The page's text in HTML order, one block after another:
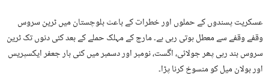
عسکریت پسندوں کے حملوں اور خطرات کے باعث بلوچستان میں ٹرین سروس
وقفے وقفے سے معطل ہوتی رہی ہے۔ مارچ کے مہلک حملے کے بعد کئی دنوں تک ٹرین
سروس بند رہی پھر جولائی، اگست، نومبر اور دسمبر میں کئی بار جعفر ایکسپریس
اور بولان میل کو منسوخ کرنا پڑا۔